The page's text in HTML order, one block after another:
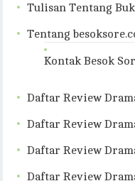
Tulisan Tentang
Tentang
Kontak Besok
Daftar Review
Daftar Review
Daftar Review
Daftar Review